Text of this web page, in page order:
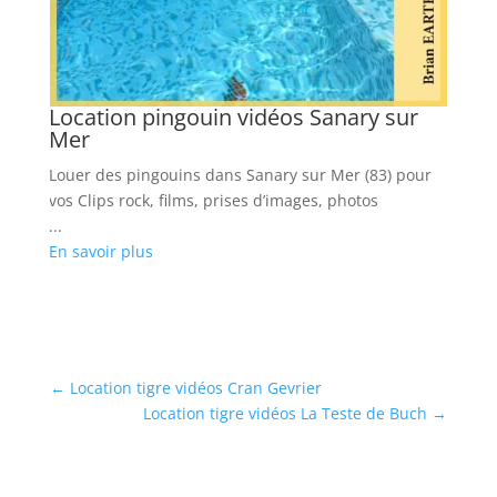
Location pingouin vidéos Sanary sur
Mer
Louer des pingouins dans Sanary sur Mer (83) pour
vos Clips rock, films, prises d’images, photos
...
En savoir plus
← Location tigre vidéos Cran Gevrier
Location tigre vidéos La Teste de Buch →